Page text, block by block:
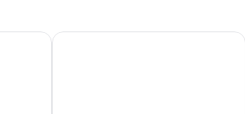
Hotel Aura Brios Lugo